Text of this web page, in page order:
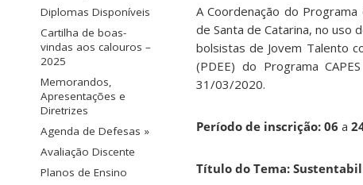
Diplomas Disponíveis
Cartilha de boas-
vindas aos calouros –
2025
Memorandos,
Apresentações e
Diretrizes
Agenda de Defesas »
Avaliação Discente
Planos de Ensino
A Coordenação do
de Santa de Catarina, no uso
bolsistas de Jovem Talento
(PDEE) do Programa
31/03/2020.
Período de inscrição: 06 a
Título do Tema: